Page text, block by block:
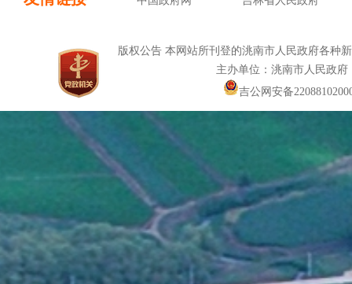
版权公告 本网站所刊登的洮南市人民政府各种
主办单位：洮南市人民政
吉公网安备